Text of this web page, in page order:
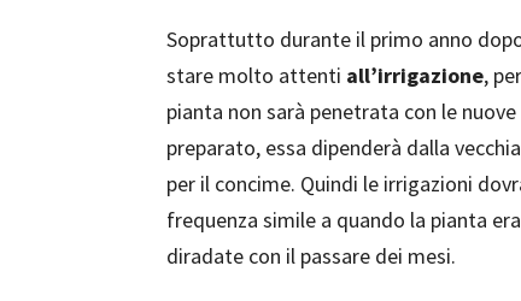
Soprattutto durante il primo anno
stare molto attenti all’irrigazione,
pianta non sarà penetrata con le
preparato, essa dipenderà dalla
per il concime. Quindi le irrigazioni
frequenza simile a quando la pianta
diradate con il passare dei mesi.